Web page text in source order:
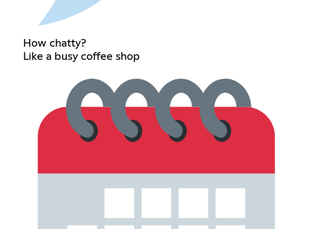
How chatty?
Like a busy coffee shop